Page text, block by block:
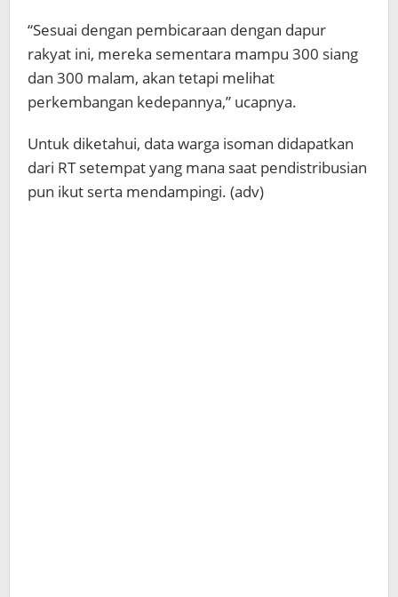
“Sesuai dengan pembicaraan dengan dapur
rakyat ini, mereka sementara mampu 300 siang
dan 300 malam, akan tetapi melihat
perkembangan kedepannya,” ucapnya.
Untuk diketahui, data warga isoman didapatkan
dari RT setempat yang mana saat pendistribusian
pun ikut serta mendampingi. (adv)